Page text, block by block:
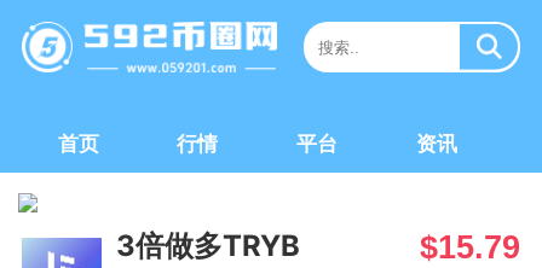
首页 行情 平台 资讯
3倍做多TRYB $15.79